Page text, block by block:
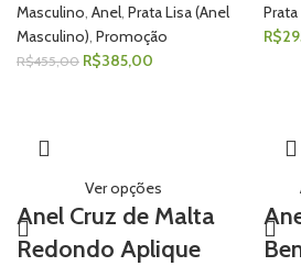
Masculino, Anel, Prata Lisa (Anel
Masculino), Promoção
R$455,00 R$385,00
R$
Ver opções
Anel Cruz de Malta
Redondo Aplique